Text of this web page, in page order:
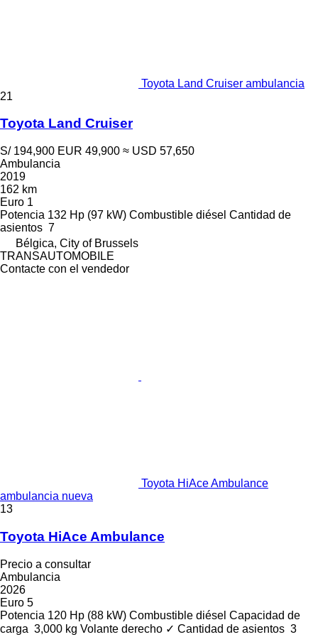
Toyota Land Cruiser ambulancia
21
Toyota Land Cruiser
S/ 194,900 EUR 49,900 ≈ USD 57,650
Ambulancia
2019
162 km
Euro 1
Potencia 132 Hp (97 kW) Combustible diésel Cantidad de
asientos 7
Bélgica, City of Brussels
TRANSAUTOMOBILE
Contacte con el vendedor
Toyota HiAce Ambulance
ambulancia nueva
13
Toyota HiAce Ambulance
Precio a consultar
Ambulancia
2026
Euro 5
Potencia 120 Hp (88 kW) Combustible diésel Capacidad de
carga 3,000 kg Volante derecho ✓ Cantidad de asientos 3